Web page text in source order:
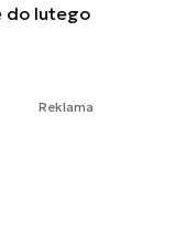
do lutego
Reklama